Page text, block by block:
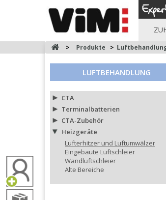
> Produkte >
LUFTBEHANDLUNG
CTA
Terminalbatterien
CTA-Zubehör
Heizgeräte
Lufterhitzer und Luftumwälzer
Eingebaute Luftschleier
Wandluftschleier
Alte Bereiche